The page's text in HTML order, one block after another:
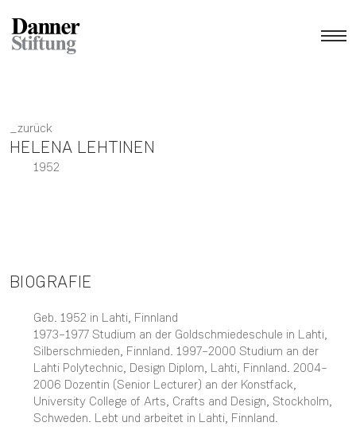
zurück
HELENA LEHTINEN
1952
BIOGRAFIE
Geb. 1952 in Lahti, Finnland
1973–1977 Studium an der Goldschmiedeschule in Lahti,
Silberschmieden, Finnland. 1997–2000 Studium an der
Lahti Polytechnic, Design Diplom, Lahti, Finnland. 2004–
2006 Dozentin (Senior Lecturer) an der Konstfack,
University College of Arts, Crafts and Design, Stockholm,
Schweden. Lebt und arbeitet in Lahti, Finnland.